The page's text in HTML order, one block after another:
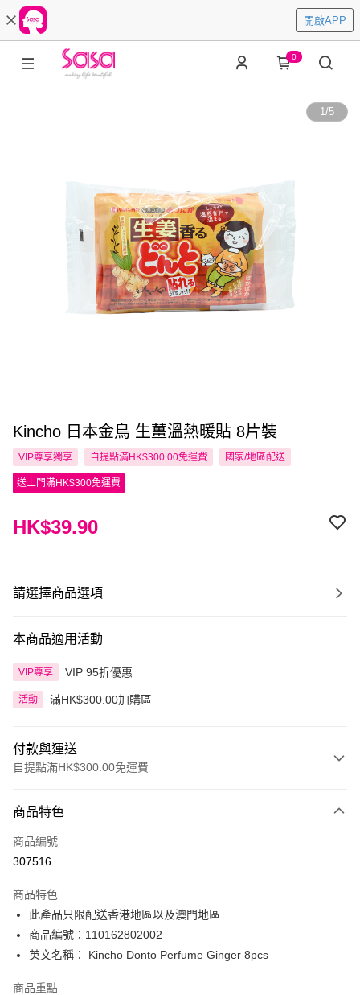
開啟APP
0
1/5
Kincho 日本金鳥 生薑溫熱暖貼 8片裝
VIP尊享獨享 自提點滿HK$300.00免運費 國家/地區配送
送上門滿HK$300免運費
HK$39.90
請選擇商品選項
本商品適用活動
VIP尊享 VIP 95折優惠
活動 滿HK$300.00加購區
付款與運送
自提點滿HK$300.00免運費
信用卡
Apple Pay
PayMe
WeChat Pay
商品特色
商品編號
307516
商品特色
此產品只限配送香港地區以及澳門地區
商品編號：110162802002
英文名稱： Kincho Donto Perfume Ginger 8pcs
商品重點